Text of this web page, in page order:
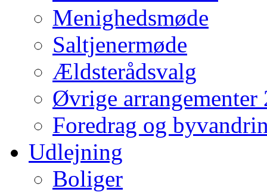
Menighedsmøde
Saltjenermøde
Ældsterådsvalg
Øvrige arrangementer
Foredrag og
Udlejning
Boliger